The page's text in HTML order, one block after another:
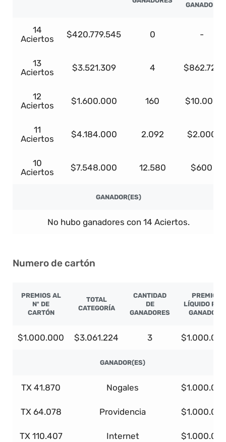
GANADOR
14
Aciertos
$420.779.545 0 -
13
Aciertos
$3.521.309 4 $862.721
12
Aciertos
$1.600.000 160 $10.000
11
Aciertos
$4.184.000 2.092 $2.000
10
Aciertos
$7.548.000 12.580 $600
GANADOR(ES)
No hubo ganadores con 14 Aciertos.
Numero de cartón
PREMIOS AL
Nº DE
CARTÓN
TOTAL
CATEGORÍA
CANTIDAD
DE
GANADORES
PREMIO
LÍQUIDO POR
GANADOR
$1.000.000 $3.061.224 3
GANADOR(ES)
TX 41.870 Nogales
TX 64.078 Providencia
TX 110.407 Internet